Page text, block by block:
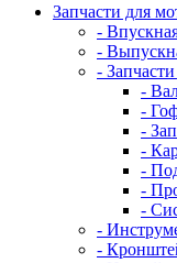
Запчасти для
-
-
-
-
-
-
-
-
-
-
-
-